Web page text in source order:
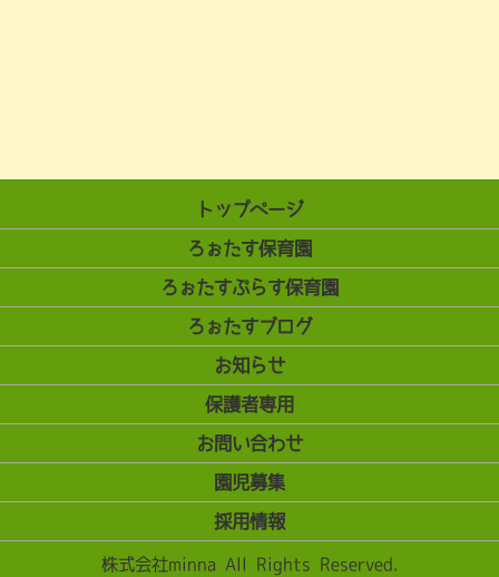
トップページ
ろぉたす保育園
ろぉたすぷらす保育園
ろぉたすブログ
お知らせ
保護者専用
お問い合わせ
園児募集
採用情報
株式会社minna All Rights Reserved.